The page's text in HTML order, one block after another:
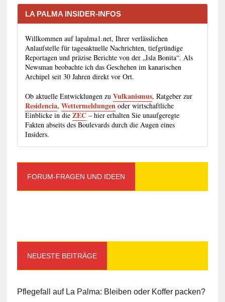
LA PALMA INSIDER-INFOS
Willkommen auf lapalma1.net, Ihrer verlässlichen
Anlaufstelle für tagesaktuelle Nachrichten, tiefgründige
Reportagen und präzise Berichte von der „Isla Bonita“. Als
Newsman beobachte ich das Geschehen im kanarischen
Archipel seit 30 Jahren direkt vor Ort.
Ob aktuelle Entwicklungen zu Vulkanismus, Ratgeber zur
Residencia, Wettermeldungenoder wirtschaftliche
Einblicke in die ZEC– hier erhalten Sie unaufgeregte
Fakten abseits des Boulevards durch die Augen eines
Insiders.
FORUM-FRAGEN UND IDEEN
NEUESTE BEITRÄGE
Pflegefall auf La Palma: Bleiben oder Koffer packen?